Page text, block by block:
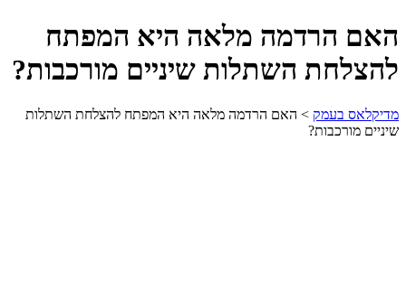
האם הרדמה מלאה היא המפתח
להצלחת השתלות שיניים מורכבות?
מדיקלאס בעמק > האם הרדמה מלאה היא המפתח להצלחת השתלות
שיניים מורכבות?